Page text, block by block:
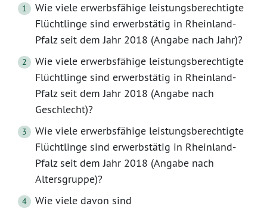
Wie viele erwerbsfähige leistungsberechtigte
Flüchtlinge sind erwerbstätig in Rheinland-
Pfalz seit dem Jahr 2018 (Angabe nach Jahr)?
Wie viele erwerbsfähige leistungsberechtigte
Flüchtlinge sind erwerbstätig in Rheinland-
Pfalz seit dem Jahr 2018 (Angabe nach
Geschlecht)?
Wie viele erwerbsfähige leistungsberechtigte
Flüchtlinge sind erwerbstätig in Rheinland-
Pfalz seit dem Jahr 2018 (Angabe nach
Altersgruppe)?
Wie viele davon sind